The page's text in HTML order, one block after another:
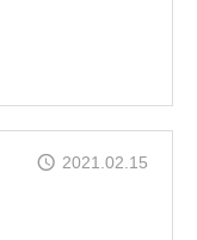
2021.02.15